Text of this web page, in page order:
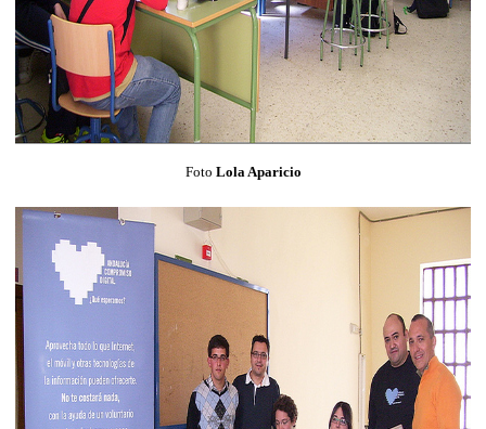
Foto Lola Aparicio